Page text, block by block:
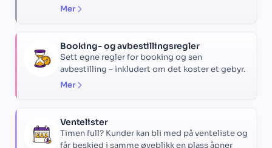
Mer
Booking- og avbestillingsregler
Sett egne regler for booking og sen
avbestilling – inkludert om det koster et gebyr.
Mer
Ventelister
Timen full? Kunder kan bli med på venteliste og
får beskjed i samme øyeblikk en plass åpner